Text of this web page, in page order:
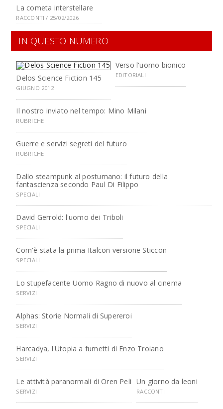
La cometa interstellare
RACCONTI / 25/02/2026
IN QUESTO NUMERO
Delos Science Fiction 145
GIUGNO 2012
Verso l'uomo bionico
EDITORIALI
Il nostro inviato nel tempo: Mino Milani
RUBRICHE
Guerre e servizi segreti del futuro
RUBRICHE
Dallo steampunk al postumano: il futuro della
fantascienza secondo Paul Di Filippo
SPECIALI
David Gerrold: l'uomo dei Triboli
SPECIALI
Com'è stata la prima Italcon versione Sticcon
SPECIALI
Lo stupefacente Uomo Ragno di nuovo al cinema
SERVIZI
Alphas: Storie Normali di Supereroi
SERVIZI
Harcadya, l'Utopia a fumetti di Enzo Troiano
SERVIZI
Le attività paranormali di Oren Peli
SERVIZI
Un giorno da leoni
RACCONTI